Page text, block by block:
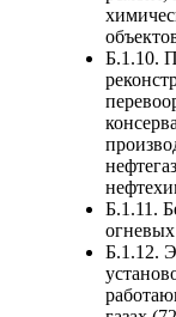
Б.1.10.
Б.1.11.
Б.1.12.